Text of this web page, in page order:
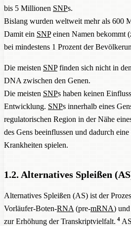
bis 5 Millionen SNPs.
Bislang wurden weltweit mehr als 600
Damit ein SNPeinen Namen bekommt
bei mindestens 1 Prozent der
Die meisten SNPfinden sich nicht in
DNA zwischen den Genen.
Die meisten SNPs haben keinen
Entwicklung. SNPs innerhalb eines
regulatorischen Region in der Nähe
des Gens beeinflussen und dadurch
Krankheiten spielen.
1.2. Alternatives Spleißen
Alternatives Spleißen (AS) ist der
Vorläufer-Boten-RNA (pre-mRNA)
zur Erhöhung der Transkriptvielfalt. 4